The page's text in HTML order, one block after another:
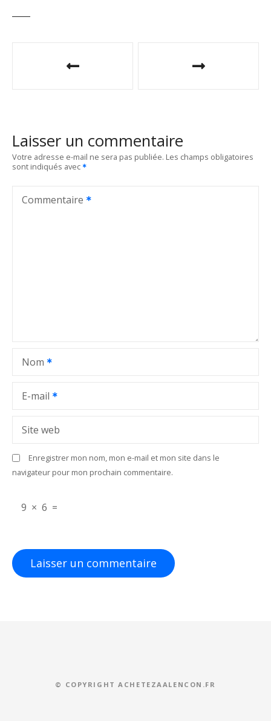
g
a
t
i
e
Laisser un commentaire
Votre adresse e-mail ne sera pas publiée. Les champs obligatoires
sont indiqués avec
Commentaire
Nom
E-mail
Site web
Enregistrer mon nom, mon e-mail et mon site dans le
navigateur pour mon prochain commentaire.
9 × 6 =
© COPYRIGHT ACHETEZAALENCON.FR